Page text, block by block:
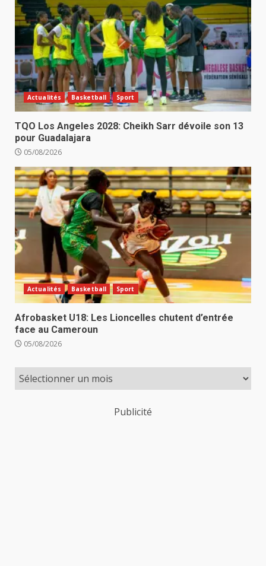
Actualités Basketball Sport
TQO Los Angeles 2028: Cheikh Sarr dévoile son 13
pour Guadalajara
05/08/2026
Actualités Basketball Sport
Afrobasket U18: Les Lioncelles chutent d’entrée
face au Cameroun
05/08/2026
Publicité